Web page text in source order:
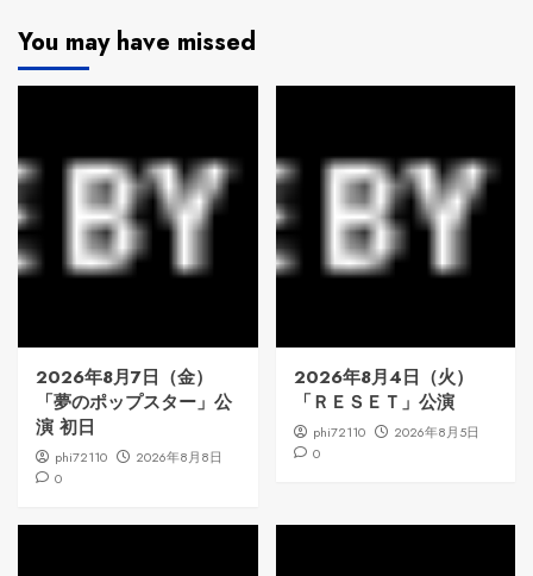
You may have missed
2026年8月7日（金）
「夢のポップスター」公
演 初日
phi72110
2026年8月8日
0
2026年8月4日（火）
「ＲＥＳＥＴ」公演
phi72110
2026年8月5日
0